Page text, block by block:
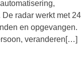
radar werkt met 24
en opgevangen.
veranderen[…]